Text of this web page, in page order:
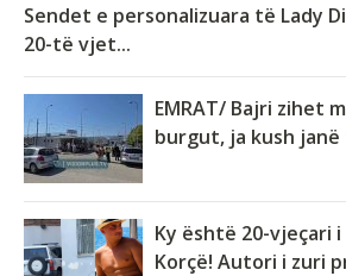
Sendet e personalizuara të Lady
20-të vjet...
EMRAT/ Bajri zihet
burgut, ja kush janë
Ky është 20-vjeçari
Korçë! Autori i zuri